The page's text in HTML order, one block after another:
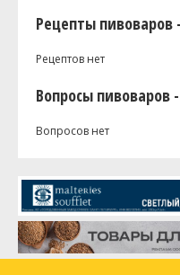
Рецепты пивоваров
Рецептов нет
Вопросы пивоваров
Вопросов нет